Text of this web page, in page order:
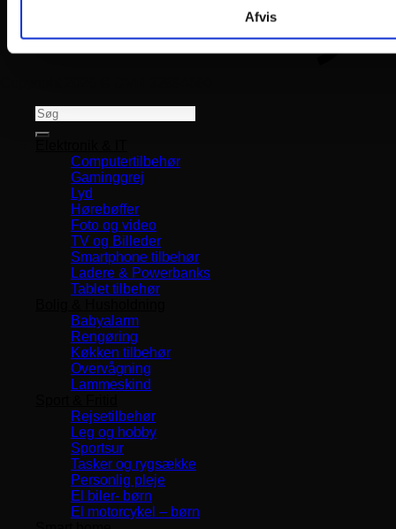
Afvis
Søg
efter:
Computertilbehør
Gaminggrej
Lyd
Hørebøffer
Foto og video
TV og Billeder
Smartphone tilbehør
Ladere & Powerbanks
Tablet tilbehør
Babyalarm
Rengøring
Køkken tilbehør
Overvågning
Lammeskind
Rejsetilbehør
Leg og hobby
Sportsur
Tasker og rygsække
Personlig pleje
El biler- børn
El motorcykel – børn